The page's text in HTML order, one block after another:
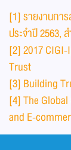
[1]รายงานกา
ประจำปี
[2]2017
Trust
[3] Building
[4]The
and E-